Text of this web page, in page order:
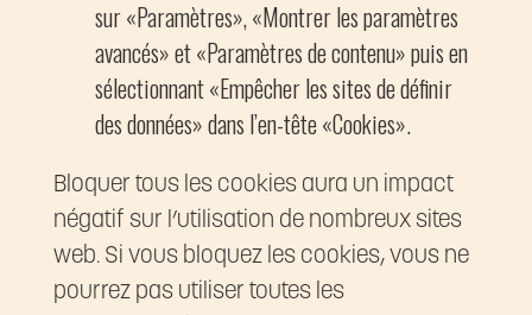
sur «Paramètres», «Montrer les paramètres
avancés» et «Paramètres de contenu» puis en
sélectionnant «Empêcher les sites de définir
des données» dans l’en-tête «Cookies».
Bloquer tous les cookies aura un impact
négatif sur l’utilisation de nombreux sites
web. Si vous bloquez les cookies, vous ne
pourrez pas utiliser toutes les